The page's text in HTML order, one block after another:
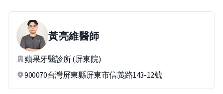
黃亮維醫師
蘋果牙醫診所 (屏東院)
900070台灣屏東縣屏東市信義路143-12號